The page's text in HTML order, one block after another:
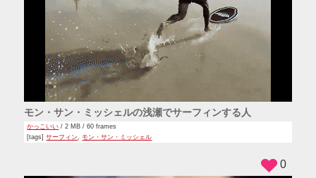
モン・サン・ミッシェルの浅瀬でサーフィンする人
かっこいい / 2 MB / 60 frames
[tags]サーフィン ,モン・サン・ミッシェル
0